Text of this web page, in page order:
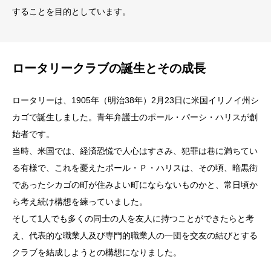
することを目的としています。
ロータリークラブの誕生とその成長
ロータリーは、1905年（明治38年）2月23日に米国イリノイ州シ
カゴで誕生しました。青年弁護士のポール・パーシ・ハリスが創
始者です。
当時、米国では、経済恐慌で人心はすさみ、犯罪は巷に満ちてい
る有様で、これを憂えたポール・Ｐ・ハリスは、その頃、暗黒街
であったシカゴの町が住みよい町にならないものかと、常日頃か
ら考え続け構想を練っていました。
そして1人でも多くの同士の人を友人に持つことができたらと考
え、代表的な職業人及び専門的職業人の一団を交友の結びとする
クラブを結成しようとの構想になりました。